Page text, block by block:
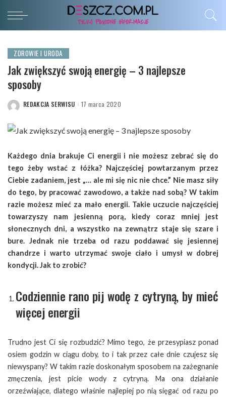
ZDROWIE I URODA
Jak zwiększyć swoją energię – 3 najlepsze
sposoby
POSTED
REDAKCJA SERWISU 17 marca 2020
Każdego dnia brakuje Ci energii i nie możesz zebrać się do
tego żeby wstać z łóżka? Najczęściej powtarzanym przez
Ciebie zadaniem, jest „… ale mi się nic nie chce.” Nie masz siły
do tego, by pracować zawodowo, a także nad sobą? W takim
razie możesz mieć za mało energii. Takie uczucie najczęściej
towarzyszy nam jesienną porą, kiedy coraz mniej jest
słonecznych dni, a wszystko na zewnątrz staje się szare i
bure. Jednak nie trzeba od razu poddawać się jesiennej
chandrze i warto utrzymać swoje ciało i umysł w dobrej
kondycji. Jak to zrobić?
Codziennie rano pij wodę z cytryną, by mieć
więcej energii
Trudno jest Ci się rozbudzić? Mimo tego, że przesypiasz ponad
osiem godzin w ciągu doby, to i tak przez całe dnie czujesz się
niewyspany? W takim razie doskonałym sposobem na zażegnanie
zmęczenia, jest picie wody z cytryną. Ma ona działanie
orzeźwiające, dlatego właśnie najlepiej po nią sięgać od razu po